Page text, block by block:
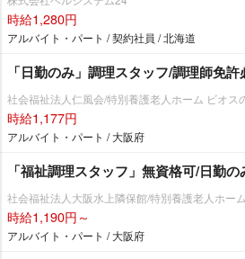
時給1,280円
アルバイト・パート / 契約社員 / 北海道
「日勤のみ」調理スタッフ/調理師免
社会福祉法人仁風会/特別養護老人ホーム ビオス
時給1,177円
アルバイト・パート / 大阪府
「福祉調理スタッフ」無資格可/日勤
社会福祉法人大阪水上隣保館/特別養護老人ホー
時給1,190円～
アルバイト・パート / 大阪府